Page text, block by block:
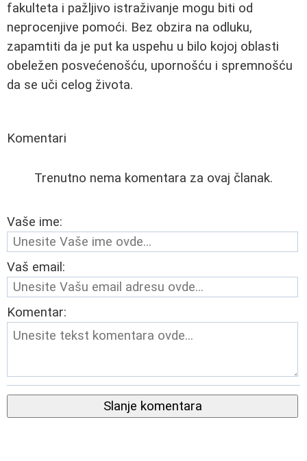
fakulteta i pažljivo istraživanje mogu biti od
neprocenjive pomoći. Bez obzira na odluku,
zapamtiti da je put ka uspehu u bilo kojoj oblasti
obeležen posvećenošću, upornošću i spremnošću
da se uči celog života.
Komentari
Trenutno nema komentara za ovaj članak.
Vaše ime:
Vaš email:
Komentar:
Slanje komentara